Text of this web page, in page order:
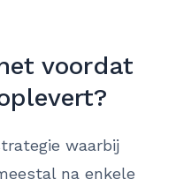
voordat
waarbij
na enkele